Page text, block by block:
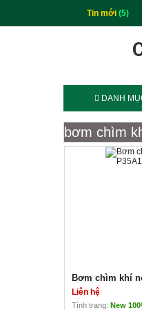
Tin mới (5)
DANH
bơm chìm
Bơm chìm khí
Liên hệ
Tình trạng: New